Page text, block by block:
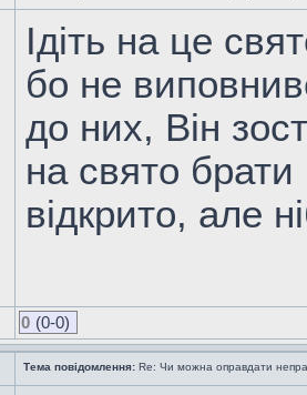
Ідіть на це
бо не
до них, Він
на свято
відкрито, але
0 (0-0)
Тема повідомлення: Re: Чи можна оправдати